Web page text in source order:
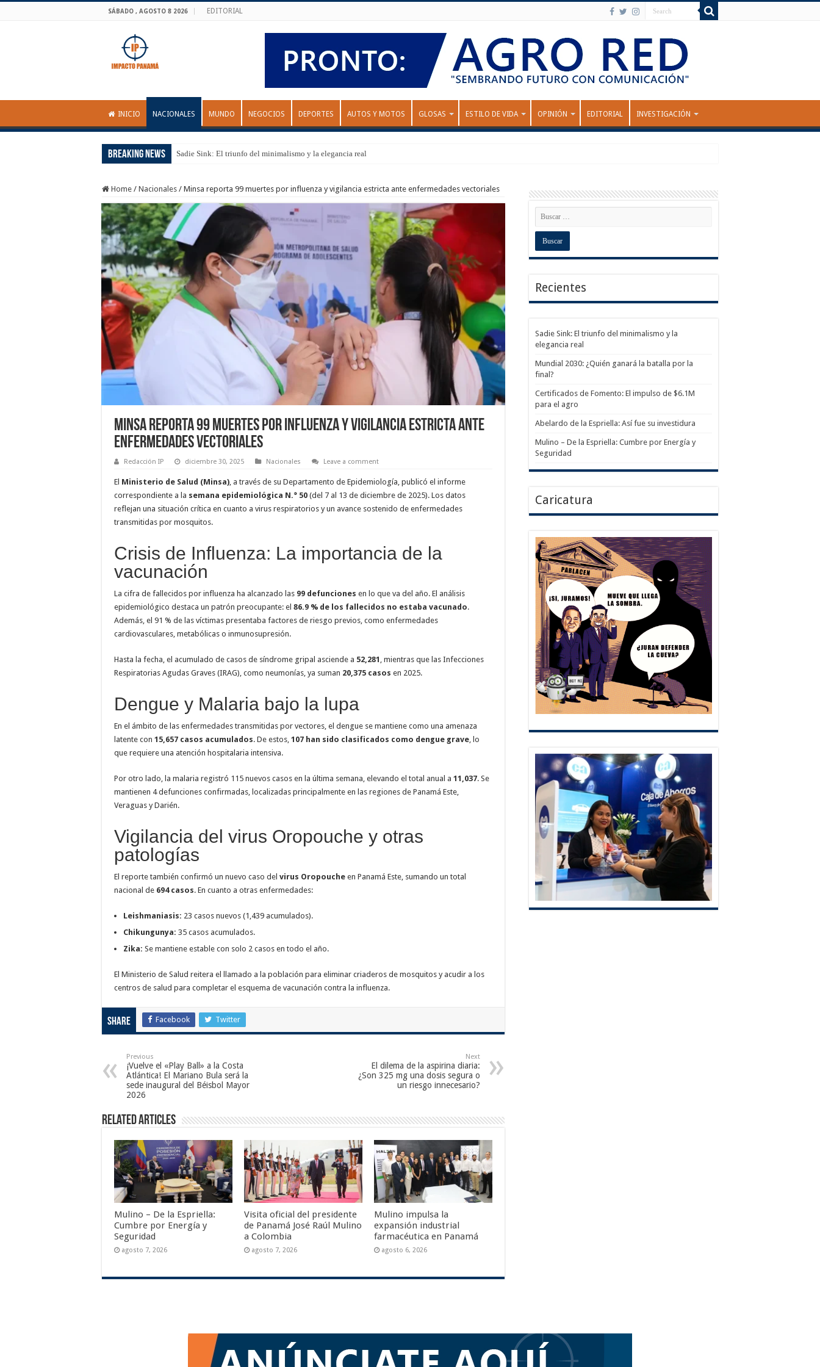
SÁBADO , AGOSTO 8 2026 EDITORIAL
INICIO NACIONALES MUNDO NEGOCIOS DEPORTES AUTOS Y MOTOS GLOSAS ESTILO DE VIDA OPINIÓN EDITORIAL INVESTIGACIÓN
Breaking News Sadie Sink: El triunfo del minimalismo y la elegancia real
Home / Nacionales / Minsa reporta 99 muertes por influenza y vigilancia estricta ante enfermedades vectoriales
Minsa reporta 99 muertes por influenza y vigilancia estricta ante
enfermedades vectoriales
Redacción IP diciembre 30, 2025 Nacionales Leave a comment
El Ministerio de Salud (Minsa), a través de su Departamento de Epidemiología, publicó el informe
correspondiente a la semana epidemiológica N.° 50 (del 7 al 13 de diciembre de 2025). Los datos
reflejan una situación crítica en cuanto a virus respiratorios y un avance sostenido de enfermedades
transmitidas por mosquitos.
Crisis de Influenza: La importancia de la
vacunación
La cifra de fallecidos por influenza ha alcanzado las 99 defunciones en lo que va del año. El análisis
epidemiológico destaca un patrón preocupante: el 86.9 % de los fallecidos no estaba vacunado.
Además, el 91 % de las víctimas presentaba factores de riesgo previos, como enfermedades
cardiovasculares, metabólicas o inmunosupresión.
Hasta la fecha, el acumulado de casos de síndrome gripal asciende a 52,281 , mientras que las Infecciones
Respiratorias Agudas Graves (IRAG), como neumonías, ya suman 20,375 casos en 2025.
Dengue y Malaria bajo la lupa
En el ámbito de las enfermedades transmitidas por vectores, el dengue se mantiene como una amenaza
latente con 15,657 casos acumulados. De estos, 107 han sido clasificados como dengue grave, lo
que requiere una atención hospitalaria intensiva.
Por otro lado, la malaria registró 115 nuevos casos en la última semana, elevando el total anual a 11,037. Se
mantienen 4 defunciones confirmadas, localizadas principalmente en las regiones de Panamá Este,
Veraguas y Darién.
Vigilancia del virus Oropouche y otras
patologías
El reporte también confirmó un nuevo caso del virus Oropouche en Panamá Este, sumando un total
nacional de 694 casos. En cuanto a otras enfermedades:
Leishmaniasis: 23 casos nuevos (1,439 acumulados).
Chikungunya: 35 casos acumulados.
Zika: Se mantiene estable con solo 2 casos en todo el año.
El Ministerio de Salud reitera el llamado a la población para eliminar criaderos de mosquitos y acudir a los
centros de salud para completar el esquema de vacunación contra la influenza.
Share Facebook Twitter
Previous
¡Vuelve el «Play Ball» a la Costa
Atlántica! El Mariano Bula será la
sede inaugural del Béisbol Mayor
2026
Next
El dilema de la aspirina diaria:
¿Son 325 mg una dosis segura o
un riesgo innecesario?
Related Articles
Mulino – De la Espriella:
Cumbre por Energía y
Seguridad
agosto 7, 2026
Visita oficial del presidente
de Panamá José Raúl Mulino
a Colombia
agosto 7, 2026
Mulino impulsa la
expansión industrial
farmacéutica en Panamá
agosto 6, 2026
Recientes
Sadie Sink: El triunfo del minimalismo y la
elegancia real
Mundial 2030: ¿Quién ganará la batalla por la
final?
Certificados de Fomento: El impulso de $6.1M
para el agro
Abelardo de la Espriella: Así fue su investidura
Mulino – De la Espriella: Cumbre por Energía y
Seguridad
Caricatura